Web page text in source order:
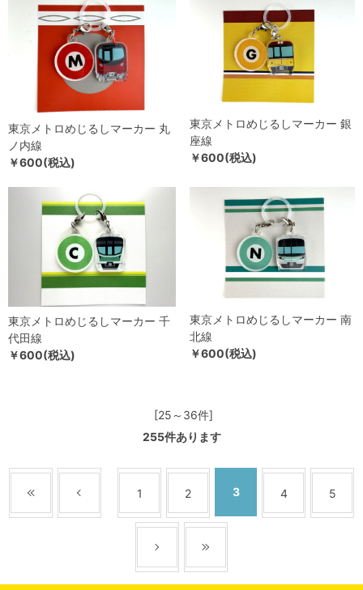
東京メトロめじるしマーカー 丸
ノ内線
￥600(税込)
東京メトロめじるしマーカー 銀
座線
￥600(税込)
東京メトロめじるしマーカー 千
代田線
￥600(税込)
東京メトロめじるしマーカー 南
北線
￥600(税込)
[25～36件]
255件あります
1 2 3 4 5